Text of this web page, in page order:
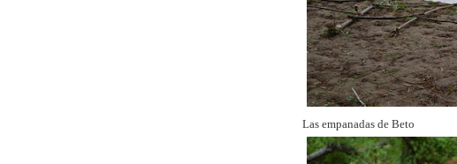
Las empanadas de Beto